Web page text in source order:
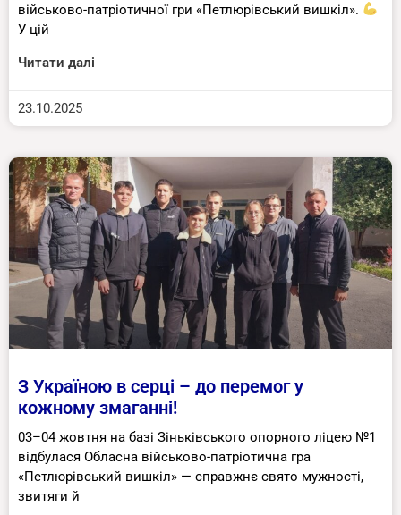
військово-патріотичної гри «Петлюрівський вишкіл».
У цій
Читати далі
23.10.2025
З Україною в серці – до перемог у
кожному змаганні!
03–04 жовтня на базі Зіньківського опорного ліцею №1
відбулася Обласна військово-патріотична гра
«Петлюрівський вишкіл» — справжнє свято мужності,
звитяги й